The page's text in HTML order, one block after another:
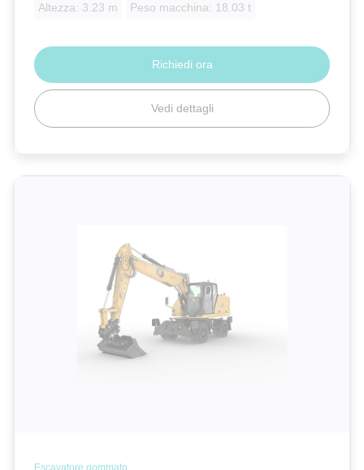
Altezza: 3.23 m Peso macchina: 18.03 t
Vedi dettagli
Richiedi ora
Escavatore gommato